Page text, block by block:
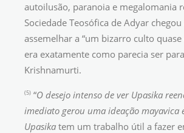
autoilusão, paranoia e megalomania
Sociedade Teosófica de Adyar chegou
assemelhar a “um bizarro culto quase
era exatamente como parecia ser
Krishnamurti.
(5) “O desejo intenso de ver Upasika
imediato gerou uma ideação mayavica
Upasika tem um trabalho útil a fazer